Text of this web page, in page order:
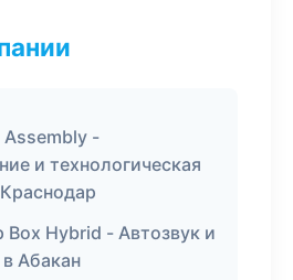
Assembly -
и технологическая
Box Hybrid - Автозвук и
Абакан